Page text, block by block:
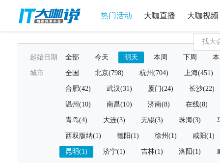
热门活动 大咖直播 大咖视频
起始日期 全部 今天 明天 本周 下周
城市 全国 北京(798) 杭州(704) 上海(451)
合肥(42) 武汉(31) 厦门(24) 长沙(22)
温州(10) 南昌(10) 济南(8) 在线(8)
青岛(4) 大连(3) 无锡(3) 珠海(3)
西双版纳(1) 德阳(1) 徐州(1) 咸阳(1)
昆明(1) 济宁(1) 吉林(1) 洛阳(1)